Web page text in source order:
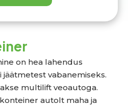
on hea lahendus
vabanemiseks.
multilift veoautoga.
autolt maha ja